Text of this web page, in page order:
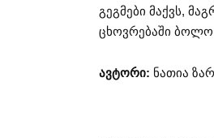
გეგმები მაქვს,
ცხოვრებაში ბოლო
ავტორი: ნათია